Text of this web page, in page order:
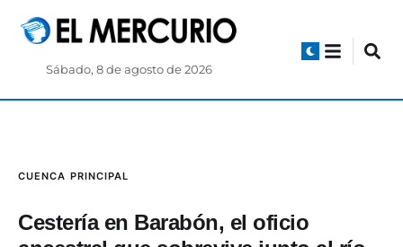
Sábado, 8 de agosto de 2026
CUENCA PRINCIPAL
Cestería en Barabón, el oficio